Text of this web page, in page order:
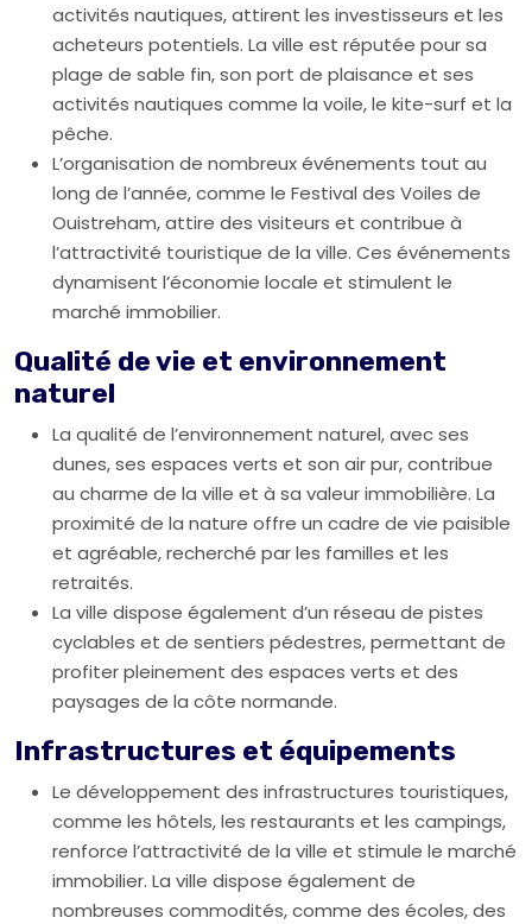
activités nautiques, attirent les investisseurs et les
acheteurs potentiels. La ville est réputée pour sa
plage de sable fin, son port de plaisance et ses
activités nautiques comme la voile, le kite-surf et la
pêche.
L’organisation de nombreux événements tout au
long de l’année, comme le Festival des Voiles de
Ouistreham, attire des visiteurs et contribue à
l’attractivité touristique de la ville. Ces événements
dynamisent l’économie locale et stimulent le
marché immobilier.
Qualité de vie et environnement
naturel
La qualité de l’environnement naturel, avec ses
dunes, ses espaces verts et son air pur, contribue
au charme de la ville et à sa valeur immobilière. La
proximité de la nature offre un cadre de vie paisible
et agréable, recherché par les familles et les
retraités.
La ville dispose également d’un réseau de pistes
cyclables et de sentiers pédestres, permettant de
profiter pleinement des espaces verts et des
paysages de la côte normande.
Infrastructures et équipements
Le développement des infrastructures touristiques,
comme les hôtels, les restaurants et les campings,
renforce l’attractivité de la ville et stimule le marché
immobilier. La ville dispose également de
nombreuses commodités, comme des écoles, des